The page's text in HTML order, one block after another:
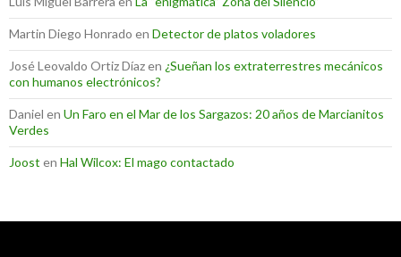
Martin Diego Honrado en Detector de platos voladores
José Leovaldo Ortiz Díazen ¿Sueñan los extraterrestres mecánicos
con humanos electrónicos?
Daniel en Un Faro en el Mar de los Sargazos: 20 años de Marcianitos
Verdes
Joost en Hal Wilcox: El mago contactado